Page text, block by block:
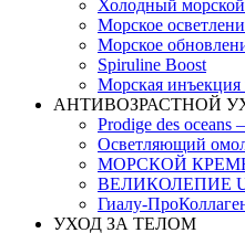
Холодный
Морское
Морское
Spiruline Boost
Морская инъекция
АНТИВОЗРАСТНОЙ
Prodige des
Осветляющий
МОРСКОЙ
ВЕЛИКОЛЕПИЕ
Гиалу-
УХОД ЗА ТЕЛОМ